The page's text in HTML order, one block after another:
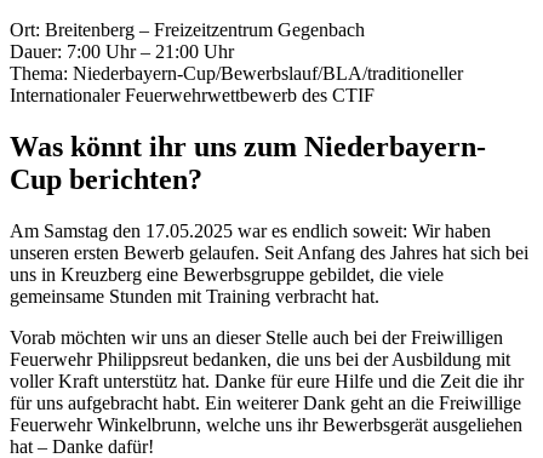
Ort: Breitenberg – Freizeitzentrum Gegenbach
Dauer: 7:00 Uhr – 21:00 Uhr
Thema: Niederbayern-Cup/Bewerbslauf/BLA/traditioneller
Internationaler Feuerwehrwettbewerb des CTIF
Was könnt ihr uns zum Niederbayern-
Cup berichten?
Am Samstag den 17.05.2025 war es endlich soweit: Wir haben
unseren ersten Bewerb gelaufen. Seit Anfang des Jahres hat sich bei
uns in Kreuzberg eine Bewerbsgruppe gebildet, die viele
gemeinsame Stunden mit Training verbracht hat.
Vorab möchten wir uns an dieser Stelle auch bei der Freiwilligen
Feuerwehr Philippsreut bedanken, die uns bei der Ausbildung mit
voller Kraft unterstütz hat. Danke für eure Hilfe und die Zeit die ihr
für uns aufgebracht habt. Ein weiterer Dank geht an die Freiwillige
Feuerwehr Winkelbrunn, welche uns ihr Bewerbsgerät ausgeliehen
hat – Danke dafür!